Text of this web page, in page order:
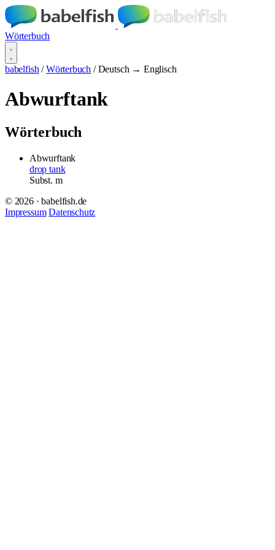
Wörterbuch
babelfish / Wörterbuch / Deutsch → Englisch
Abwurftank
Wörterbuch
Abwurftank
drop tank
Subst. m
© 2026 · babelfish.de
Impressum Datenschutz